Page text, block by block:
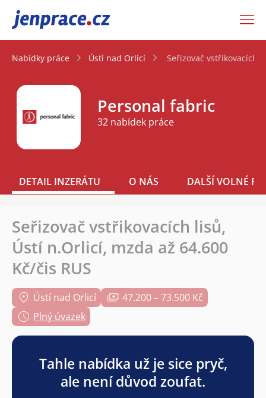
JenPráce.cz
Nabídky práce Ústí nad Orlicí Seřizovač vstřikovacích
Personal fabric
32 nabídek práce
DETAIL INZERÁTU O NÁS DALŠÍ VOLNÉ
Seřizovač vstřikovacích lisů,
Ústí n.Orlicí, mzda až 64.600
Kč/čis RUS
Ústí nad Orlicí
47.200 – 73.500 Kč
Plný úvazek
Tahle nabídka už je sice pryč,
ale není důvod zoufat.